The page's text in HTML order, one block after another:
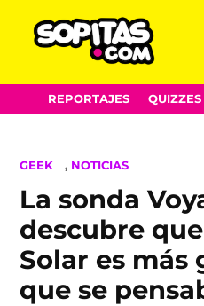
Skip
to
REPORTAJES QUIZZES
POSTED
GEEK , NOTICIAS
La sonda
descubre
Solar es más
que se